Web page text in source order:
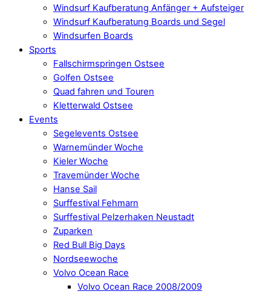
Windsurf Kaufberatung Anfänger + Aufsteiger
Windsurf Kaufberatung Boards und Segel
Windsurfen Boards
Sports
Fallschirmspringen Ostsee
Golfen Ostsee
Quad fahren und Touren
Kletterwald Ostsee
Events
Segelevents Ostsee
Warnemünder Woche
Kieler Woche
Travemünder Woche
Hanse Sail
Surffestival Fehmarn
Surffestival Pelzerhaken Neustadt
Zuparken
Red Bull Big Days
Nordseewoche
Volvo Ocean Race
Volvo Ocean Race 2008/2009